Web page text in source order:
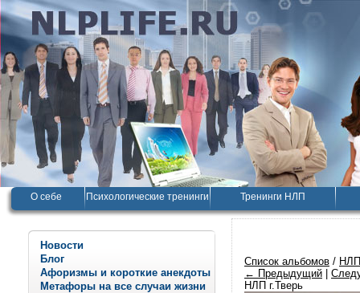
О себе Психологические тренинги Тренинги НЛП
Новости
Блог
Афоризмы и короткие анекдоты
Метафоры на все случаи жизни
Список альбомов /
← Предыдущий
НЛП г.Тверь